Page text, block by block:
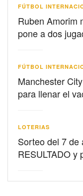
FÚTBOL
Ruben Amorim
pone a dos
FÚTBOL
Manchester
para llenar el
LOTERIAS
Sorteo del 7 de
RESULTADO y